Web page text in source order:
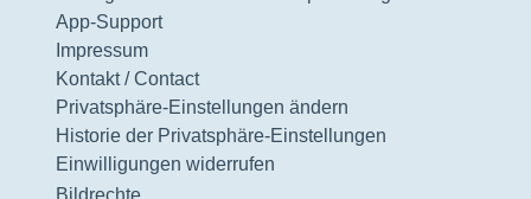
App-Support
Impressum
Kontakt / Contact
Privatsphäre-Einstellungen ändern
Historie der Privatsphäre-Einstellungen
Einwilligungen widerrufen
Bildrechte